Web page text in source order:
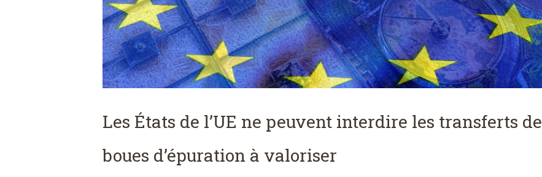
Les États de l’UE ne peuvent interdire les transferts de
boues d’épuration à valoriser